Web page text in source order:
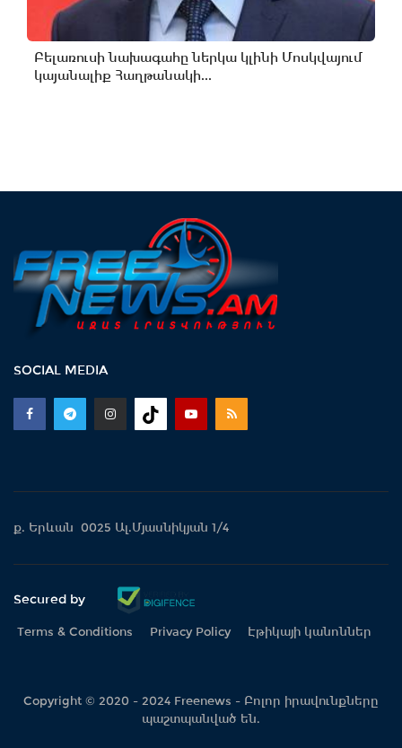
Բելառուսի նախագահը ներկա կլինի Մոսկվայում
կայանալիք Հաղթանակի...
SOCIAL MEDIA
ք. Երևան 0025 Ալ.Մյասնիկյան 1/4
Secured by
Terms & Conditions Privacy Policy Էթիկայի կանոններ
Copyright © 2020 - 2024 Freenews - Բոլոր իրավունքները
պաշտպանված են.